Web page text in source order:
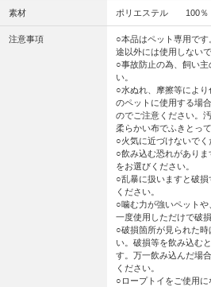
素材 ポリエステル 100％
注意事項
○本品はペット専用で
途以外には使用しないで
○事故防止の為、飼い
い。
○水ぬれ、摩擦等によ
のペットに使用する場
のでご注意ください。
柔らかい布でふきとって
○火気に近づけないでく
○飲み込む恐れがあり
をお選びください。
○乱暴に扱いますと破
ください。
○噛む力が強いペット
一度使用しただけで破
○破損箇所が見られた
い。破損等を飲み込む
す。万一飲み込んだ場
ください。
○ロープトイをご使用